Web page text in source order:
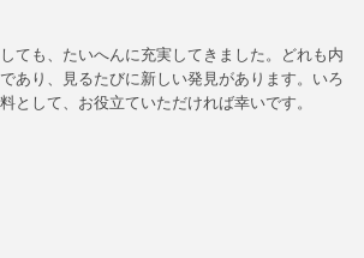
ても、たいへんに充実してきました。どれも内
あり、見るたびに新しい発見があります。いろ
として、お役立ていただければ幸いです。